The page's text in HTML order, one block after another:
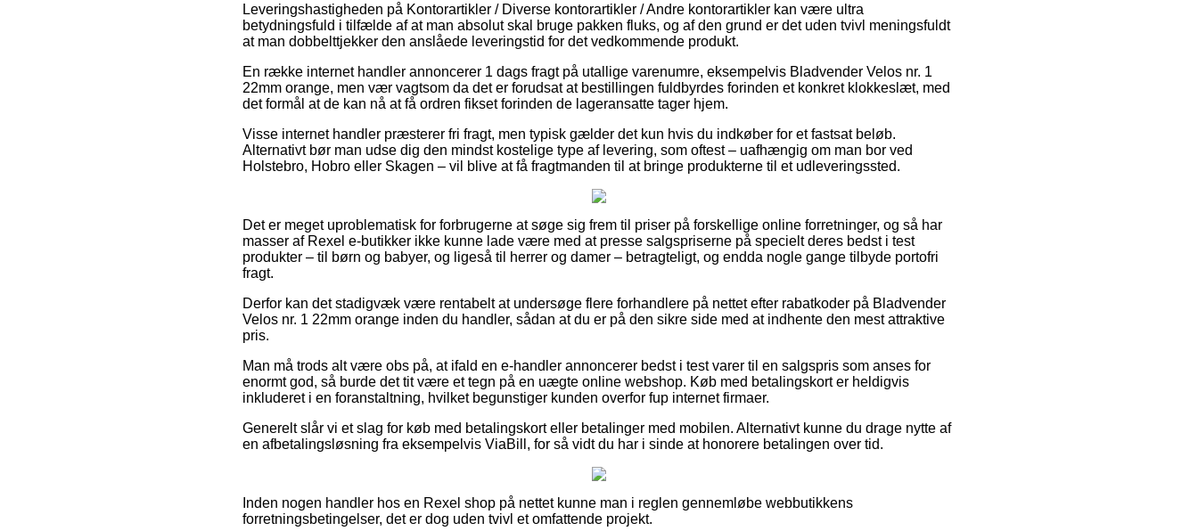
Leveringshastigheden på Kontorartikler / Diverse kontorartikler / Andre kontorartikler kan være ultra
betydningsfuld i tilfælde af at man absolut skal bruge pakken fluks, og af den grund er det uden tvivl meningsfuldt
at man dobbelttjekker den anslåede leveringstid for det vedkommende produkt.
En række internet handler annoncerer 1 dags fragt på utallige varenumre, eksempelvis Bladvender Velos nr. 1
22mm orange, men vær vagtsom da det er forudsat at bestillingen fuldbyrdes forinden et konkret klokkeslæt, med
det formål at de kan nå at få ordren fikset forinden de lageransatte tager hjem.
Visse internet handler præsterer fri fragt, men typisk gælder det kun hvis du indkøber for et fastsat beløb.
Alternativt bør man udse dig den mindst kostelige type af levering, som oftest – uafhængig om man bor ved
Holstebro, Hobro eller Skagen – vil blive at få fragtmanden til at bringe produkterne til et udleveringssted.
Det er meget uproblematisk for forbrugerne at søge sig frem til priser på forskellige online forretninger, og så har
masser af Rexel e-butikker ikke kunne lade være med at presse salgspriserne på specielt deres bedst i test
produkter – til børn og babyer, og ligeså til herrer og damer – betragteligt, og endda nogle gange tilbyde portofri
fragt.
Derfor kan det stadigvæk være rentabelt at undersøge flere forhandlere på nettet efter rabatkoder på Bladvender
Velos nr. 1 22mm orange inden du handler, sådan at du er på den sikre side med at indhente den mest attraktive
pris.
Man må trods alt være obs på, at ifald en e-handler annoncerer bedst i test varer til en salgspris som anses for
enormt god, så burde det tit være et tegn på en uægte online webshop. Køb med betalingskort er heldigvis
inkluderet i en foranstaltning, hvilket begunstiger kunden overfor fup internet firmaer.
Generelt slår vi et slag for køb med betalingskort eller betalinger med mobilen. Alternativt kunne du drage nytte af
en afbetalingsløsning fra eksempelvis ViaBill, for så vidt du har i sinde at honorere betalingen over tid.
Inden nogen handler hos en Rexel shop på nettet kunne man i reglen gennemløbe webbutikkens
forretningsbetingelser, det er dog uden tvivl et omfattende projekt.